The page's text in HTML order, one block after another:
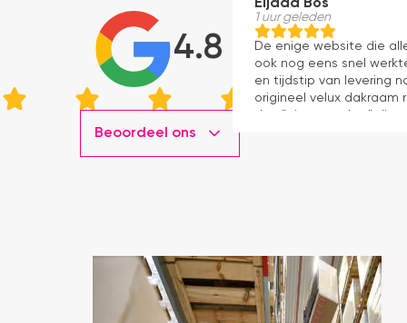
4.8
Beoordeel ons
Eljada Bos
1 uur geleden
De enige website die
ook nog eens snel
en tijdstip van levering
origineel velux dakraam